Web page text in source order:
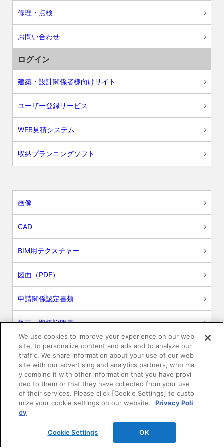
修理・点検
お問い合わせ
ログイン
建築・設計関係者様向けサイト
ユーザー登録サービス
WEB見積システム
収納プランニングソフト
画像
CAD
BIM用テクスチャー
図面（PDF）
申請関係認定書類
施工・取扱説明書
動画
シミュレーションツール
24時間換気システム〈エアスマート〉
簡易設計見積ソフト
R&Dセンター環境測定・分析サービス
We use cookies to improve your experience on our web
site, to personalize content and ads and to analyze our
traffic. We share information about your use of our web
site with our advertising and analytics partners, who ma
y combine it with other information that you have provi
ded to them or that they have collected from your use
of their services. Please click [Cookie Settings] to custo
mize your cookie settings on our website.
Privacy Poli
cy
Cookie Settings OK